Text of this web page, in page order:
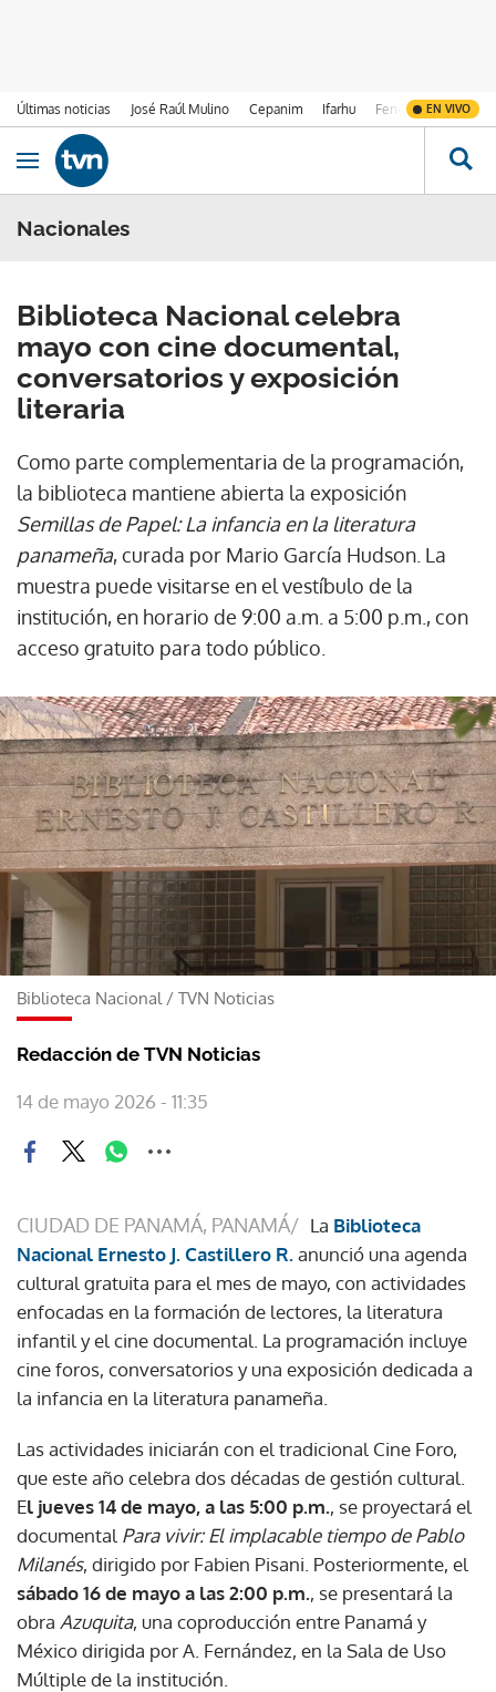
Últimas noticias José Raúl Mulino Cepanim Ifarhu Fenómeno de El
EN VIVO
Ir al contenido
Obrir navegació
Nacionales
Biblioteca Nacional celebra
mayo con cine documental,
conversatorios y exposición
literaria
Como parte complementaria de la programación,
la biblioteca mantiene abierta la exposición
Semillas de Papel: La infancia en la literatura
panameña, curada por Mario García Hudson. La
muestra puede visitarse en el vestíbulo de la
institución, en horario de 9:00 a.m. a 5:00 p.m., con
acceso gratuito para todo público.
Biblioteca Nacional / TVN Noticias
Redacción de TVN Noticias
14 de mayo 2026 - 11:35
CIUDAD DE PANAMÁ, PANAMÁ/ La Biblioteca
Nacional Ernesto J. Castillero R.anunció una agenda
cultural gratuita para el mes de mayo, con actividades
enfocadas en la formación de lectores, la literatura
infantil y el cine documental. La programación incluye
cine foros, conversatorios y una exposición dedicada a
la infancia en la literatura panameña.
Las actividades iniciarán con el tradicional Cine Foro,
que este año celebra dos décadas de gestión cultural.
El jueves 14 de mayo, a las 5:00 p.m., se proyectará el
documental Para vivir: El implacable tiempo de Pablo
Milanés, dirigido por Fabien Pisani. Posteriormente, el
sábado 16 de mayo a las 2:00 p.m., se presentará la
obra Azuquita, una coproducción entre Panamá y
México dirigida por A. Fernández, en la Sala de Uso
Múltiple de la institución.